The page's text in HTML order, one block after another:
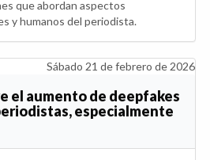
que abordan aspectos
y humanos del periodista.
Sábado 21 de febrero de 2026
el aumento de deepfakes
especialmente